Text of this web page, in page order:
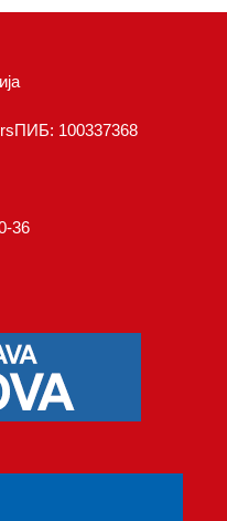
ПИБ: 100337368
36